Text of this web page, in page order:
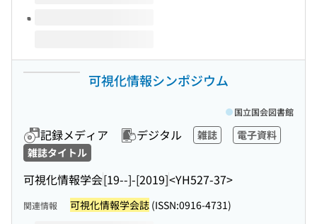
可視化情報シンポジウム
記録メディア デジタル 雑誌
電子資料
雑誌タイトル
可視化情報学会[19--]-[2019]<YH527-37>
国立国会図書館
関連情報 可視化情報学会誌 (ISSN:0916-4731)